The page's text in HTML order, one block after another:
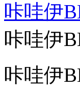
咔哇伊
咔哇伊
咔哇伊